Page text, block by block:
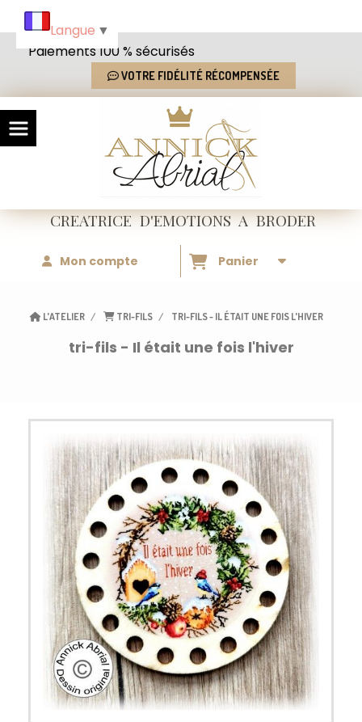
Paiements 100 % sécurisés
VOTRE FIDÉLITÉ RÉCOMPENSÉE
CREATRICED'EMOTIONSA BRODER
Mon compte Panier
L'ATELIER TRI-FILS TRI-FILS - IL ÉTAIT UNE FOIS L'HIVER
tri-fils - Il était une fois l'hiver
Langue ▼